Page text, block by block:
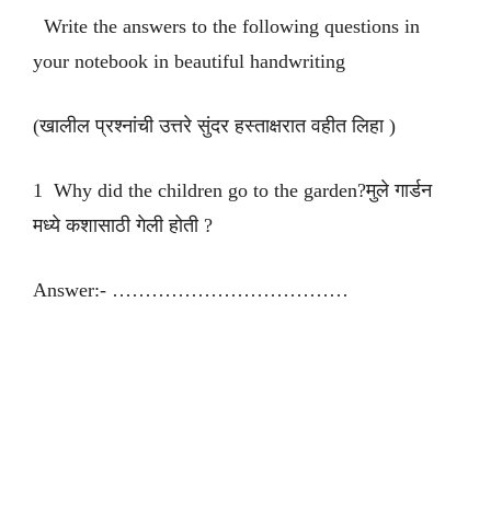
Write the answers to the following questions in
your notebook in beautiful handwriting
(खालील प्रश्नांची उत्तरे सुंदर हस्ताक्षरात वहीत लिहा )
1 Why did the children go to the garden?मुले गार्डन
मध्ये कशासाठी गेली होती ?
Answer:- ………………………………